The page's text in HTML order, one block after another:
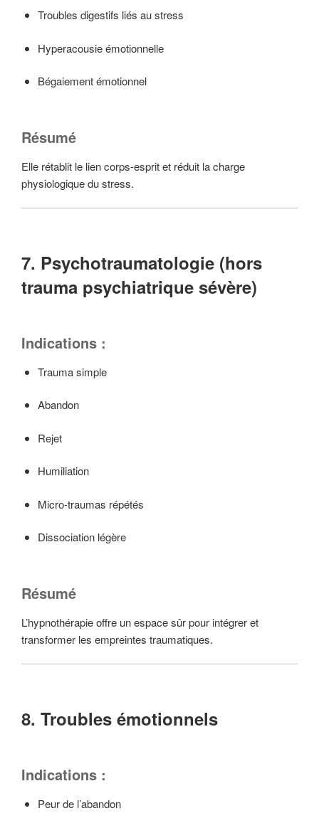
Troubles digestifs liés au stress
Hyperacousie émotionnelle
Bégaiement émotionnel
Résumé
Elle rétablit le lien corps-esprit et réduit la charge
physiologique du stress.
7. Psychotraumatologie (hors
trauma psychiatrique sévère)
Indications :
Trauma simple
Abandon
Rejet
Humiliation
Micro-traumas répétés
Dissociation légère
Résumé
L’hypnothérapie offre un espace sûr pour intégrer et
transformer les empreintes traumatiques.
8. Troubles émotionnels
Indications :
Peur de l’abandon